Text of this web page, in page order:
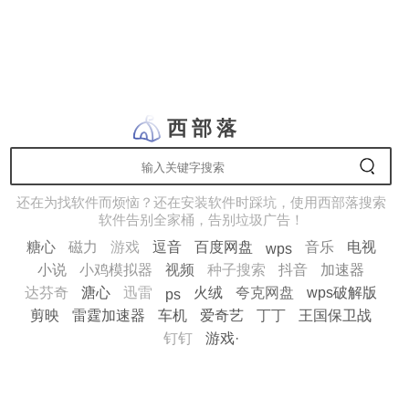
西部落
还在为找软件而烦恼？还在安装软件时踩坑，使用西部落搜索
软件告别全家桶，告别垃圾广告！
糖心
磁力 游戏 逗音 百度网盘 wps 音乐
电视
小说
小鸡模拟器 视频 种子搜索 抖音
加速器
达芬奇
溏心 迅雷 ps 火绒 夸克网盘
wps破解版
剪映
雷霆加速器 车机 爱奇艺 丁丁
王国保卫战
钉钉
游戏·